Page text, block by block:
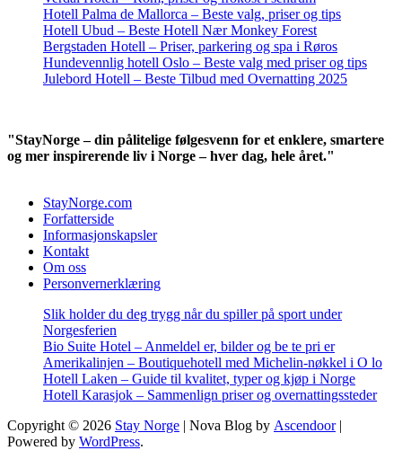
Hotell Palma de Mallorca – Beste valg, priser og tips
Hotell Ubud – Beste Hotell Nær Monkey Forest
Bergstaden Hotell – Priser, parkering og spa i Røros
Hundevennlig hotell Oslo – Beste valg med priser og tips
Julebord Hotell – Beste Tilbud med Overnatting 2025
"StayNorge – din pålitelige følgesvenn for et enklere, smartere
og mer inspirerende liv i Norge – hver dag, hele året."
StayNorge.com
Forfatterside
Informasjonskapsler
Kontakt
Om oss
Personvernerklæring
Slik holder du deg trygg når du spiller på sport under
Norgesferien
Bio Suite Hotel – Anmeldel er, bilder og be te pri er
Amerikalinjen – Boutiquehotell med Michelin-nøkkel i O lo
Hotell Laken – Guide til kvalitet, typer og kjøp i Norge
Hotell Karasjok – Sammenlign priser og overnattingssteder
Copyright © 2026 Stay Norge | Nova Blog by Ascendoor|
Powered by WordPress.